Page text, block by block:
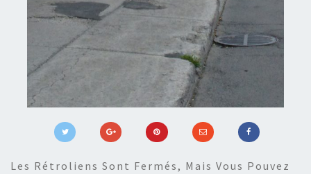
Les Rétroliens Sont Fermés, Mais Vous Pouvez